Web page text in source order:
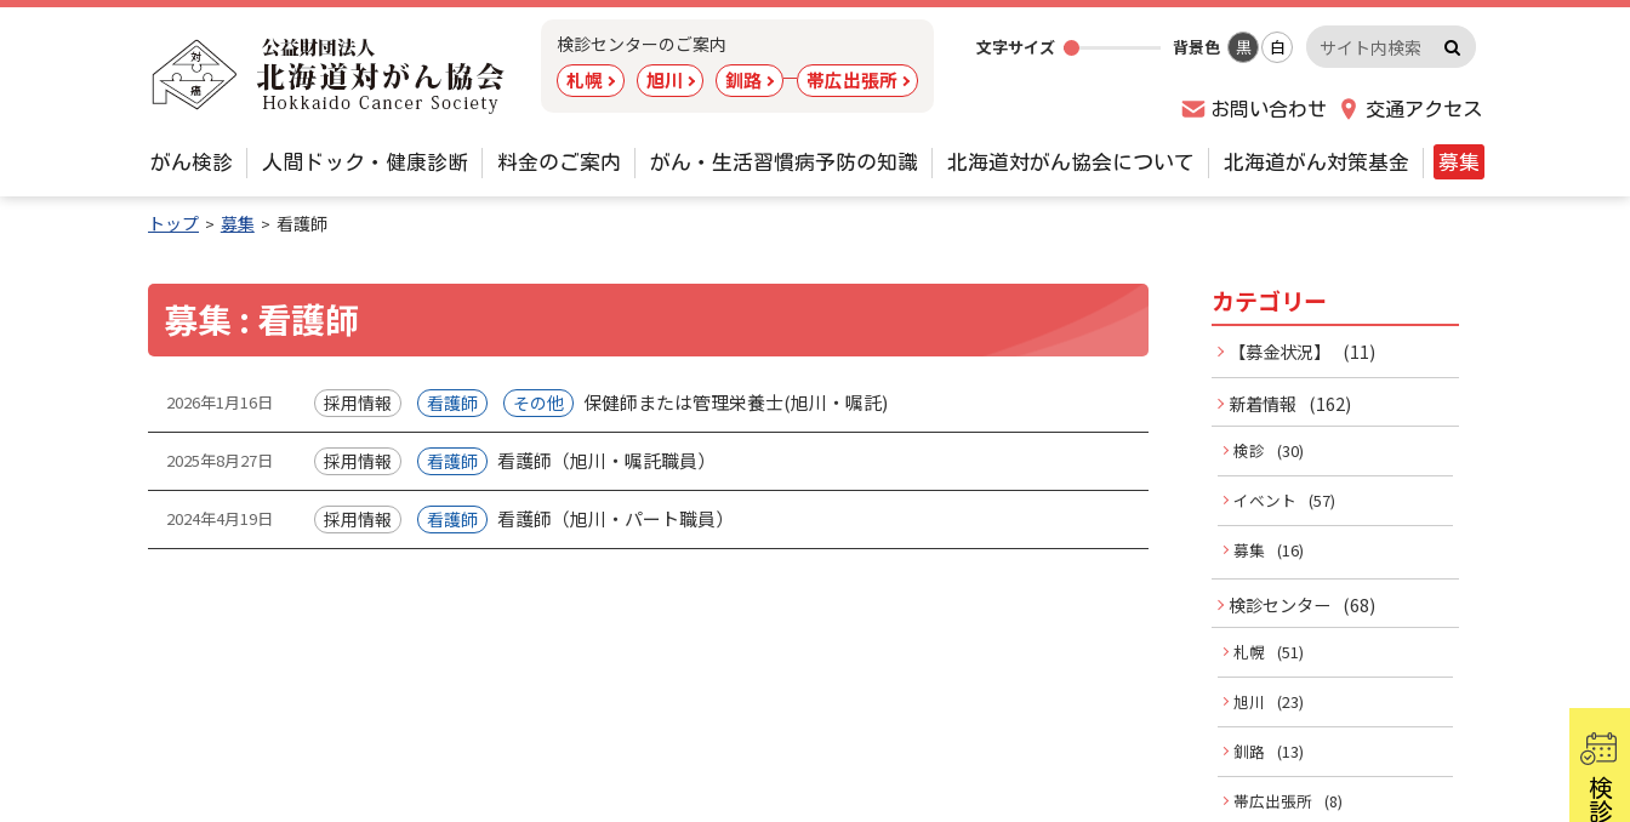
本
団
法
が
ん
協
会
検診センターのご案内
札幌 旭川 釧路 帯広出張所
ー
文字サイズ 背景色 黒 白
サ
イ
ト
検
索
ー
検
索
実
お問い合わせ 交通アクセス
がん検診 人間ドック・健康診断 料金のご案内 がん・生活習慣病予防の知識 北海道対がん協会について 北海道がん対策基金 募集
トップ 募集 看護師
募集 : 看護師
投
稿
一
覧
2026年1月16日 採用情報 看護師 その他 保健師または管理栄養士(旭川・嘱託)
2025年8月27日 採用情報 看護師 看護師（旭川・嘱託職員）
2024年4月19日 採用情報 看護師 看護師（旭川・パート職員）
サ
イ
ド
メ
ニ
ュ
ー
カテゴリー
【募金状況】 (11)
新着情報 (162)
検診 (30)
イベント (57)
募集 (16)
検診センター (68)
札幌 (51)
旭川 (23)
釧路 (13)
帯広出張所 (8)